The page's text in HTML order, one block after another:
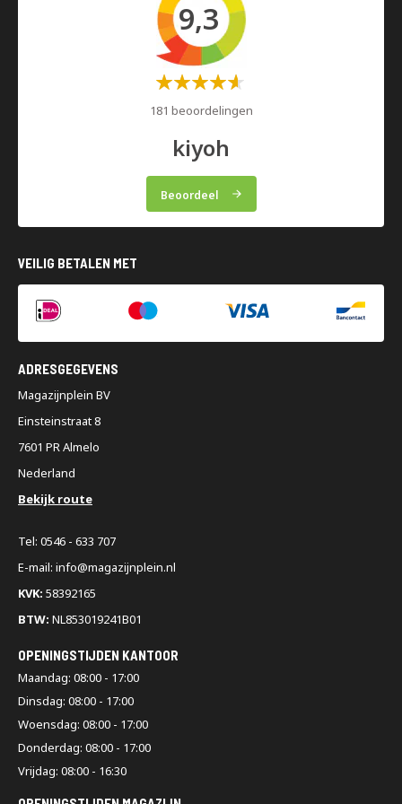
9,3
Waardering:
181 beoordelingen
kiyoh
Beoordeel
VEILIG BETALEN MET
ADRESGEGEVENS
Magazijnplein BV
Einsteinstraat 8
7601 PR Almelo
Nederland
Bekijk route
Tel: 0546 - 633 707
E-mail: info@magazijnplein.nl
KVK: 58392165
BTW: NL853019241B01
OPENINGSTIJDEN KANTOOR
Maandag: 08:00 - 17:00
Dinsdag: 08:00 - 17:00
Woensdag: 08:00 - 17:00
Donderdag: 08:00 - 17:00
Vrijdag: 08:00 - 16:30